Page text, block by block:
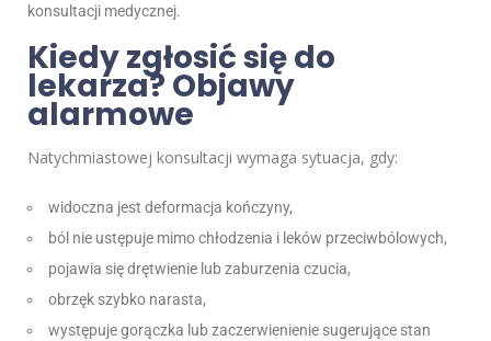
konsultacji medycznej.
Kiedy zgłosić się do
lekarza? Objawy
alarmowe
Natychmiastowej konsultacji wymaga sytuacja, gdy:
widoczna jest deformacja kończyny,
ból nie ustępuje mimo chłodzenia i leków przeciwbólowych,
pojawia się drętwienie lub zaburzenia czucia,
obrzęk szybko narasta,
występuje gorączka lub zaczerwienienie sugerujące stan